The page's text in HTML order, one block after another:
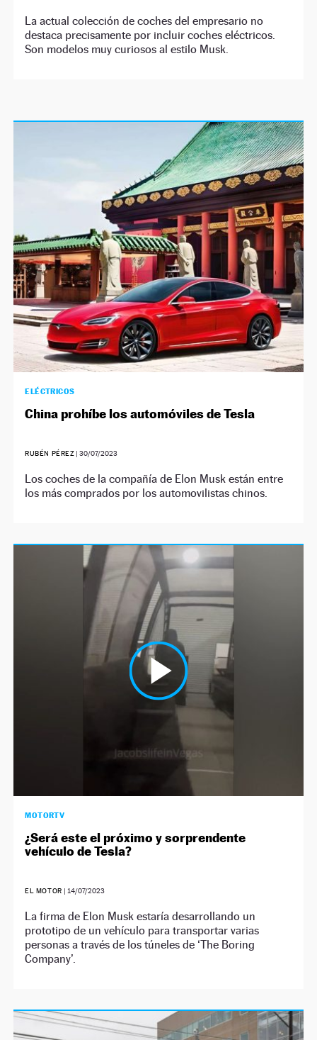
La actual colección de coches del empresario no
destaca precisamente por incluir coches eléctricos.
Son modelos muy curiosos al estilo Musk.
ELÉCTRICOS
China prohíbe los automóviles de Tesla
RUBÉN PÉREZ |30/07/2023
Los coches de la compañía de Elon Musk están entre
los más comprados por los automovilistas chinos.
MOTORTV
¿Será este el próximo y sorprendente
vehículo de Tesla?
EL MOTOR | 14/07/2023
La firma de Elon Musk estaría desarrollando un
prototipo de un vehículo para transportar varias
personas a través de los túneles de ‘The Boring
Company’.